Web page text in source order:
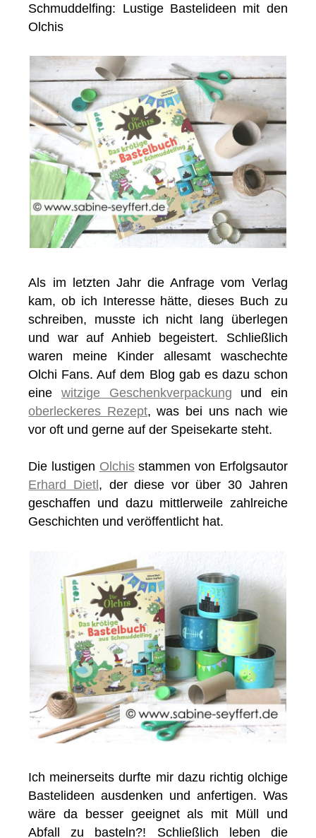
Schmuddelfing: Lustige Bastelideen mit den
Olchis
Als im letzten Jahr die Anfrage vom Verlag
kam, ob ich Interesse hätte, dieses Buch zu
schreiben, musste ich nicht lang überlegen
und war auf Anhieb begeistert. Schließlich
waren meine Kinder allesamt waschechte
Olchi Fans. Auf dem Blog gab es dazu schon
eine witzige Geschenkverpackung und ein
oberleckeres Rezept, was bei uns nach wie
vor oft und gerne auf der Speisekarte steht.
Die lustigen Olchisstammen von Erfolgsautor
Erhard Dietl , der diese vor über 30 Jahren
geschaffen und dazu mittlerweile zahlreiche
Geschichten und veröffentlicht hat.
Ich meinerseits durfte mir dazu richtig olchige
Bastelideen ausdenken und anfertigen. Was
wäre da besser geeignet als mit Müll und
Abfall zu basteln?! Schließlich leben die